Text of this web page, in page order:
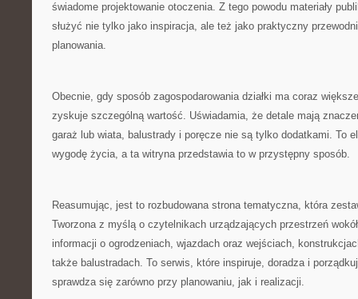
świadome projektowanie otoczenia. Z tego powodu materiały
służyć nie tylko jako inspiracja, ale też jako praktyczny
planowania.
Obecnie, gdy sposób zagospodarowania działki ma coraz
zyskuje szczególną wartość. Uświadamia, że detale mają
garaż lub wiata, balustrady i poręcze nie są tylko dodatkami. To
wygodę życia, a ta witryna przedstawia to w przystępny sposób.
Reasumując, jest to rozbudowana strona tematyczna, która
Tworzona z myślą o czytelnikach urządzających przestrzeń
informacji o ogrodzeniach, wjazdach oraz wejściach,
także balustradach. To serwis, które inspiruje, doradza i
sprawdza się zarówno przy planowaniu, jak i realizacji.